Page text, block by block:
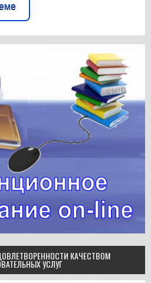
КАЧЕСТВОМ
УСЛУГ